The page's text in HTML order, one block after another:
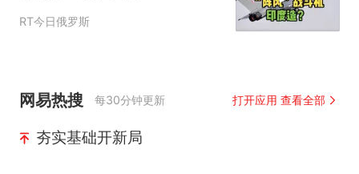
RT今日俄罗斯
网易热搜 每30分钟更新 打开应用 查看全部
夯实基础开新局